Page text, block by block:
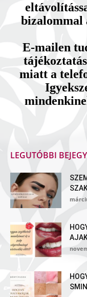
bizalommal
E-mailen
miatt a
LEGUTÓBBI